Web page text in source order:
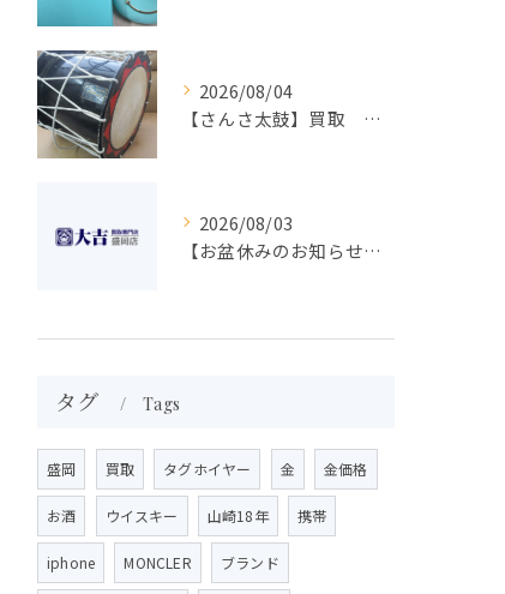
2026/08/04
【さんさ太鼓】買取 大吉盛岡店 楽器 買取します！！
2026/08/03
【お盆休みのお知らせ】買取専門 大吉 盛岡店
タグ Tags
盛岡 買取 タグホイヤー 金 金価格
お酒 ウイスキー 山崎18年 携帯
iphone MONCLER ブランド